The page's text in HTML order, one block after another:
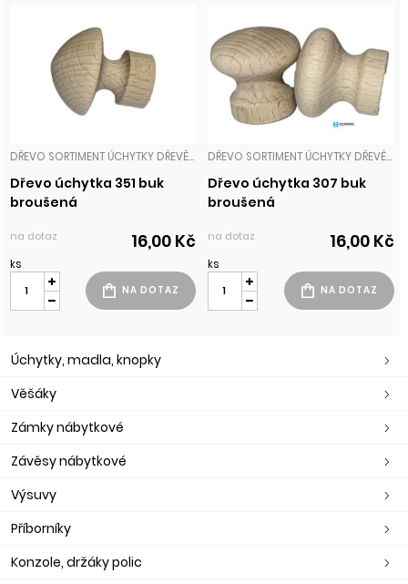
DŘEVO SORTIMENT ÚCHYTKY DŘEVĚNÉ
Dřevo úchytka 351 buk
broušená
na dotaz 16,00 Kč
ks
DŘEVO SORTIMENT ÚCHYTKY DŘEVĚNÉ
Dřevo úchytka 307 buk
broušená
na dotaz 16,00 Kč
ks
Úchytky, madla, knopky
Věšáky
Zámky nábytkové
Závěsy nábytkové
Výsuvy
Příborníky
Konzole, držáky polic